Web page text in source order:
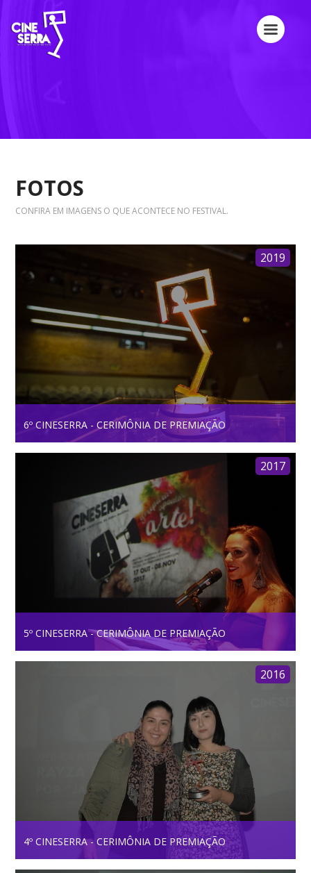
FOTOS
CONFIRA EM IMAGENS O QUE ACONTECE NO FESTIVAL.
2019
6º CINESERRA - CERIMÔNIA DE PREMIAÇÃO
2017
5º CINESERRA - CERIMÔNIA DE PREMIAÇÃO
2016
4º CINESERRA - CERIMÔNIA DE PREMIAÇÃO